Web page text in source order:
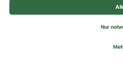
© 2026 REWE